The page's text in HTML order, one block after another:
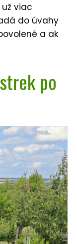
viac
do úvahy
a ak
po